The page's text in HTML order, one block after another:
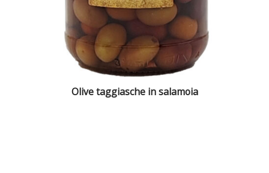
Olive taggiasche in salamoia